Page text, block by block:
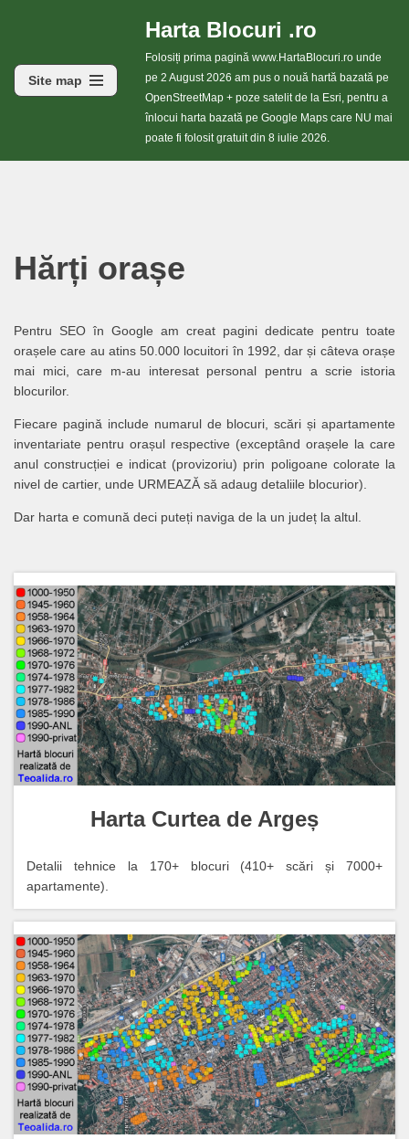
la
conținut
Site map
Harta Blocuri .ro
Folosiți prima pagină www.HartaBlocuri.ro unde
pe 2 August 2026 am pus o nouă hartă bazată pe
OpenStreetMap + poze satelit de la Esri, pentru a
înlocui harta bazată pe Google Maps care NU mai
poate fi folosit gratuit din 8 iulie 2026.
Hărți orașe
Pentru SEO în Google am creat pagini dedicate pentru toate
orașele care au atins 50.000 locuitori în 1992, dar și câteva orașe
mai mici, care m-au interesat personal pentru a scrie istoria
blocurilor.
Fiecare pagină include numarul de blocuri, scări și apartamente
inventariate pentru orașul respective (exceptând orașele la care
anul construcției e indicat (provizoriu) prin poligoane colorate la
nivel de cartier, unde URMEAZĂ să adaug detaliile blocurior).
Dar harta e comună deci puteți naviga de la un județ la altul.
Harta Curtea de Argeș
Detalii tehnice la 170+ blocuri (410+ scări și 7000+
apartamente).